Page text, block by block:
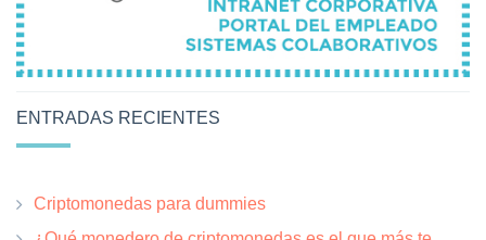
ENTRADAS RECIENTES
Criptomonedas para dummies